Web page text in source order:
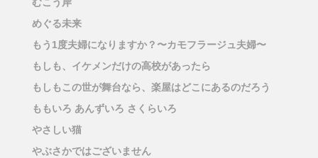
むこう岸
めぐる未来
もう1度夫婦になりますか？〜カモフラージュ夫婦〜
もしも、イケメンだけの高校があったら
もしもこの世が舞台なら、楽屋はどこにあるのだろう
ももいろ あんずいろ さくらいろ
やさしい猫
やぶさかではございません